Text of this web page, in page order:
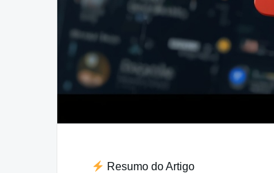
Resumo do Artigo